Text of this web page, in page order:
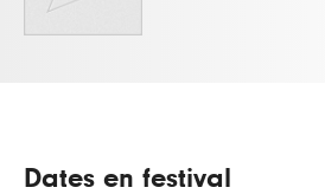
Dates en festival